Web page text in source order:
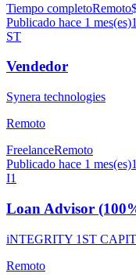
Tiempo completoRemoto
Publicado hace 1 mes(es)
ST
Vendedor
Synera technologies
Remoto
FreelanceRemoto
Publicado hace 1 mes(es)
I1
Loan Advisor
iNTEGRITY 1ST
Remoto